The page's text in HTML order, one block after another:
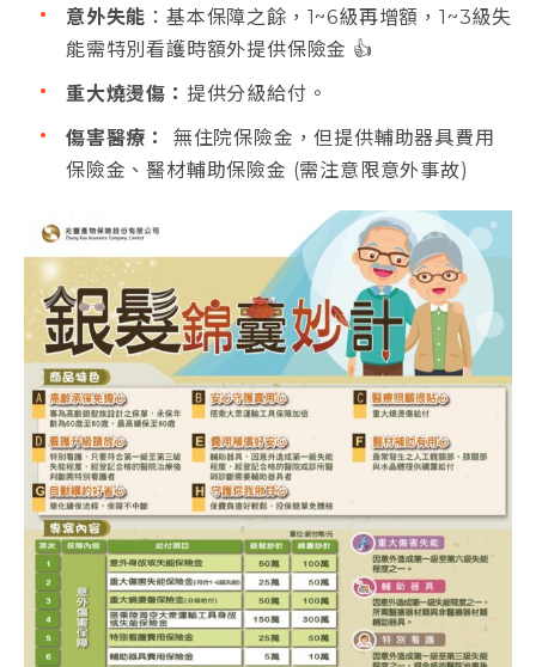
意外失能 ：基本保障之餘，1~6級再增額，1~3級失
能需特別看護時額外提供保險金 👍
重大燒燙傷： 提供分級給付。
傷害醫療 ：
無住院保險金，但提供輔助器具費用
保險金、醫材輔助保險金 (需注意限意外事故)